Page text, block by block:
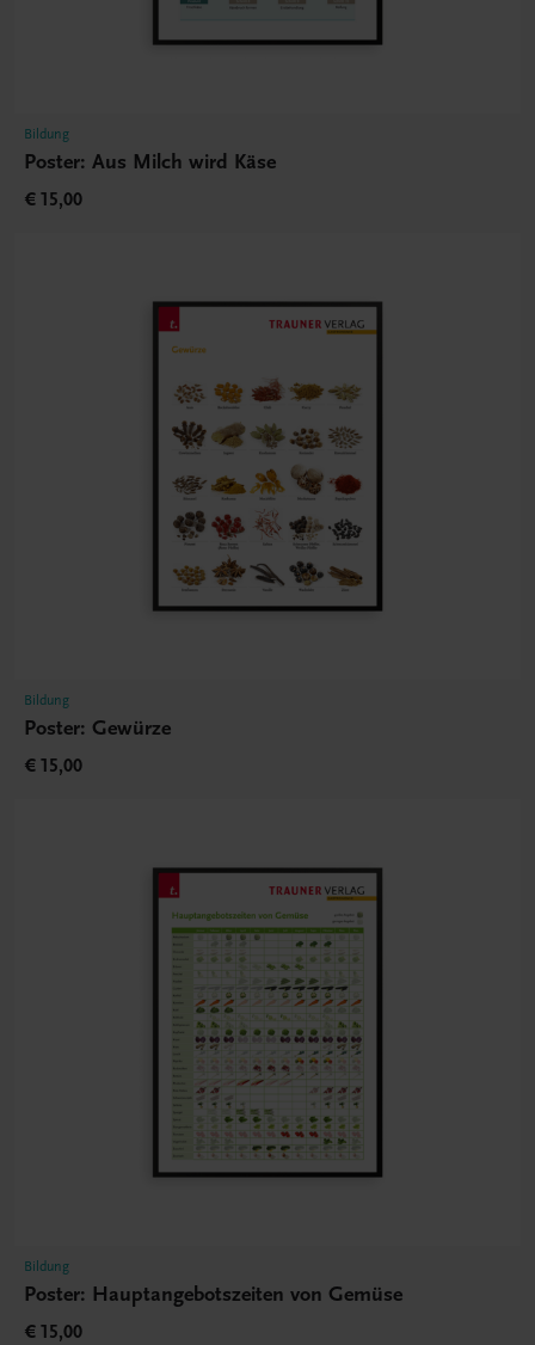
Bildung
Poster: Aus Milch wird Käse
€ 15,00
Bildung
Poster: Gewürze
€ 15,00
Bildung
Poster: Hauptangebotszeiten von Gemüse
€ 15,00